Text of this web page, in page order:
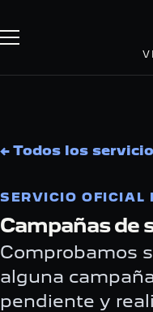
← Todos los
SERVICIO OFICIAL
Campañas de
Comprobamos
alguna
pendiente y